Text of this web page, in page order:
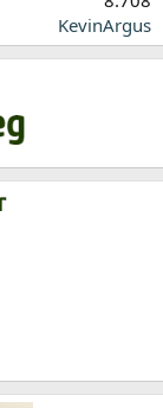
KevinArgus